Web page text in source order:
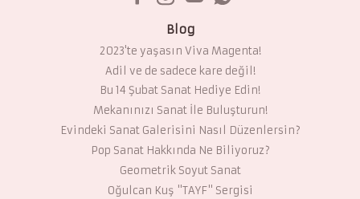
Blog
2023'te yaşasın Viva Magenta!
Adil ve de sadece kare değil!
Bu 14 Şubat Sanat Hediye Edin!
Mekanınızı Sanat İle Buluşturun!
Evindeki Sanat Galerisini Nasıl Düzenlersin?
Pop Sanat Hakkında Ne Biliyoruz?
Geometrik Soyut Sanat
Oğulcan Kuş "TAYF" Sergisi